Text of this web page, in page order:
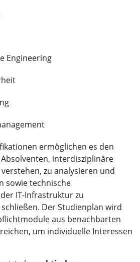
Engineering
ermöglichen es den
interdisziplinäre
zu analysieren und
sowie technische
IT-Infrastruktur zu
Der Studienplan wird
aus benachbarten
um individuelle Interessen